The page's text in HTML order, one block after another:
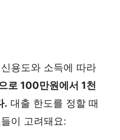
용도와 소득에 따라
로 100만원에서 1천
. 대출 한도를 정할 때
이 고려돼요: